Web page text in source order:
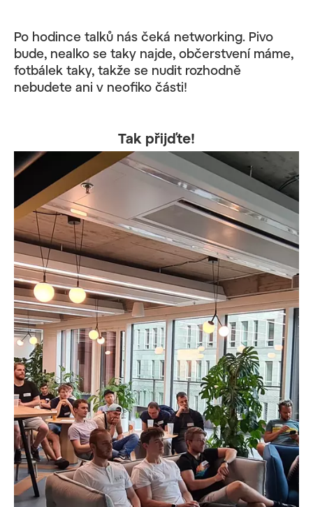
Po hodince talků nás čeká networking. Pivo
bude, nealko se taky najde, občerstvení máme,
fotbálek taky, takže se nudit rozhodně
nebudete ani v neofiko části!
Tak přijďte!